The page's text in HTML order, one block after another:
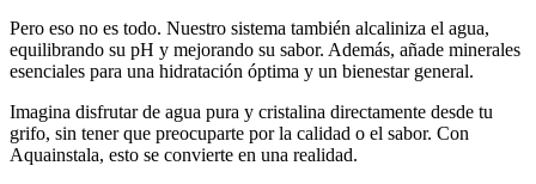
Pero eso no es todo. Nuestro sistema también alcaliniza el agua,
equilibrando su pH y mejorando su sabor. Además, añade minerales
esenciales para una hidratación óptima y un bienestar general.
Imagina disfrutar de agua pura y cristalina directamente desde tu
grifo, sin tener que preocuparte por la calidad o el sabor. Con
Aquainstala, esto se convierte en una realidad.